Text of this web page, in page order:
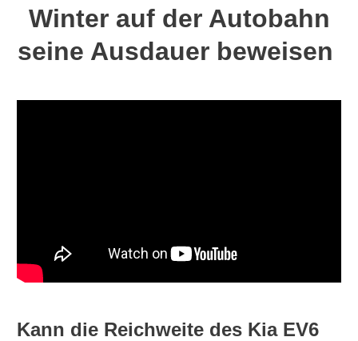
Winter auf der Autobahn
seine Ausdauer beweisen
Kann die Reichweite des Kia EV6